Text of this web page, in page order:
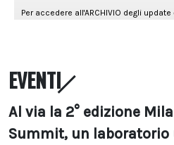
EVENTI
Al via la 2° edizione
Summit, un laboratorio